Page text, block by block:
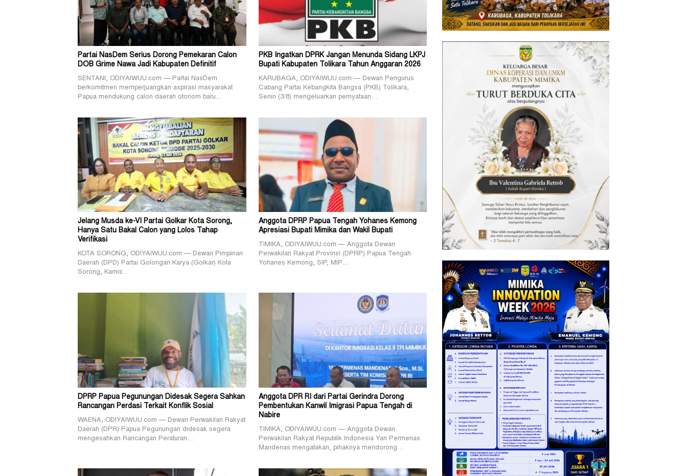
Partai NasDem Serius Dorong Pemekaran Calon
DOB Grime Nawa Jadi Kabupaten Definitif
SENTANI, ODIYAIWUU.com — Partai NasDem
berkomitmen memperjuangkan aspirasi masyarakat
Papua mendukung calon daerah otonom baru…
PKB Ingatkan DPRK Jangan Menunda Sidang LKPJ
Bupati Kabupaten Tolikara Tahun Anggaran 2026
KARUBAGA, ODIYAIWUU.com — Dewan Pengurus
Cabang Partai Kebangkita Bangsa (PKB) Tolikara,
Senin (3/8) mengeluarkan pernyataan…
Jelang Musda ke-VI Partai Golkar Kota Sorong,
Hanya Satu Bakal Calon yang Lolos Tahap
Verifikasi
KOTA SORONG, ODIYAIWUU.com — Dewan Pimpinan
Daerah (DPD) Partai Golongan Karya (Golkar) Kota
Sorong, Kamis…
Anggota DPRP Papua Tengah Yohanes Kemong
Apresiasi Bupati Mimika dan Wakil Bupati
TIMIKA, ODIYAIWUU.com — Anggota Dewan
Perwakilan Rakyat Provinsi (DPRP) Papua Tengah
Yohanes Kemong, SIP, MIP…
DPRP Papua Pegunungan Didesak Segera Sahkan
Rancangan Perdasi Terkait Konflik Sosial
WAENA, ODIYAIWUU.com — Dewan Perwakilan Rakyat
Daerah (DPR) Papua Pegunungan didesak segera
mengesahkan Rancangan Peraturan…
Anggota DPR RI dari Partai Gerindra Dorong
Pembentukan Kanwil Imigrasi Papua Tengah di
Nabire
TIMIKA, ODIYAIWUU.com — Anggota Dewan
Perwakilan Rakyat Republik Indonesia Yan Permenas
Mandenas mengatakan, pihaknya mendorong…